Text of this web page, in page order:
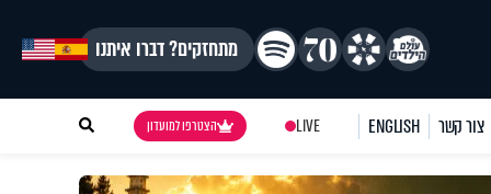
מתחזקים? דברו איתנו
צור קשר ENGLISH
LIVE הצטרפו למועדון